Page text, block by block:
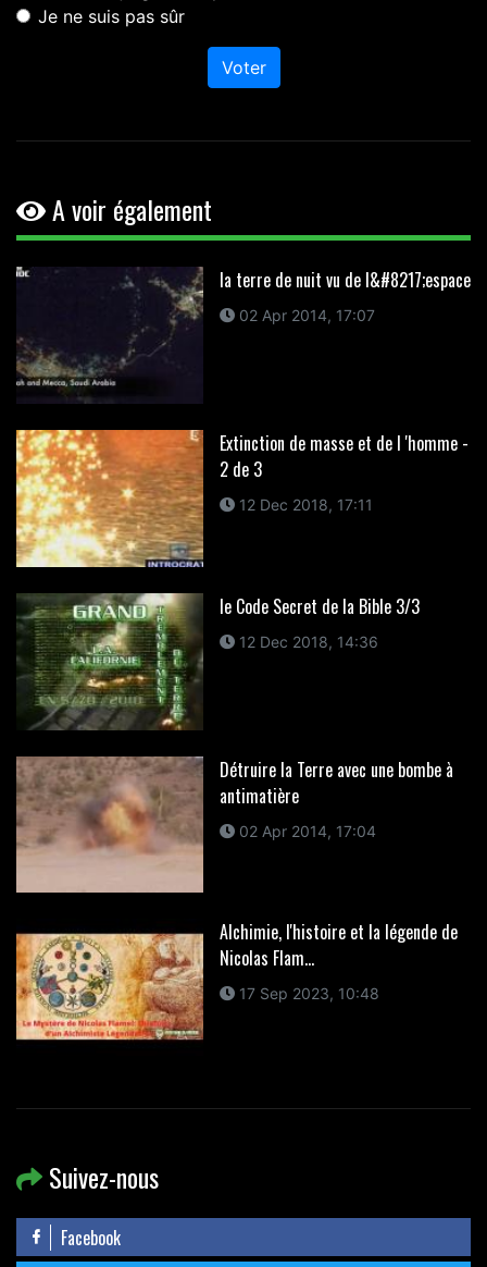
Je ne suis pas sûr
Voter
A voir également
la terre de nuit vu de l&#8217;espace
02 Apr 2014, 17:07
Extinction de masse et de l 'homme -
2 de 3
12 Dec 2018, 17:11
le Code Secret de la Bible 3/3
12 Dec 2018, 14:36
Détruire la Terre avec une bombe à
antimatière
02 Apr 2014, 17:04
Alchimie, l'histoire et la légende de
Nicolas Flam...
17 Sep 2023, 10:48
Suivez-nous
Facebook